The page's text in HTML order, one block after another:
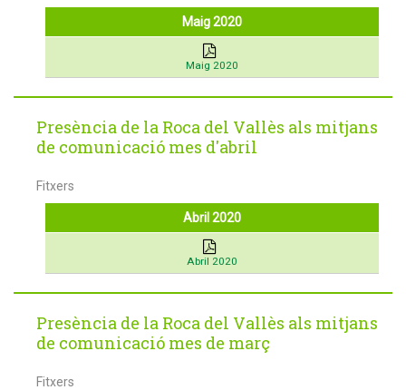
Maig 2020
Maig 2020
Presència de la Roca del Vallès als mitjans
de comunicació mes d'abril
Fitxers
Abril 2020
Abril 2020
Presència de la Roca del Vallès als mitjans
de comunicació mes de març
Fitxers